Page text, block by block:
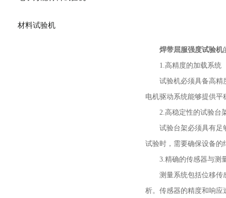
材料试验机
焊带屈服强度试验机
1.高精度的加载系统
试验机必须具备高精度
电机驱动系统能够提供
2.高稳定性的试验台
试验台架必须具有足够
试验时，需要确保设备的
3.精确的传感器与测
测量系统包括位移传感
析。传感器的精度和响应